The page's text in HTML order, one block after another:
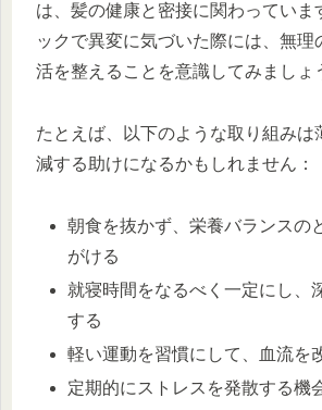
は、髪の健康と密接に関わっていま
ックで異変に気づいた際には、無理
活を整えることを意識してみましょ
たとえば、以下のような取り組みは
減する助けになるかもしれません：
朝食を抜かず、栄養バランスの
がける
就寝時間をなるべく一定にし、
する
軽い運動を習慣にして、血流を
定期的にストレスを発散する機